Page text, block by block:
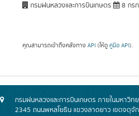
กรมฝนหลวงและการบินเกษตร 8 กร
คุณสามารถเข้าถึงคลังทาง API (ให้ดู คู่มือ API).
กรมฝนหลวงและการบินเกษตร ภายในมหาวิท
2345 ถนนพหลโยธิน แขวงลาดยาว เขตจตุจั